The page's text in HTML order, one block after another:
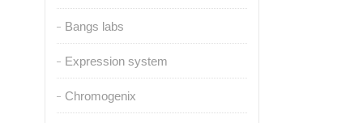
Bangs labs
Expression system
Chromogenix